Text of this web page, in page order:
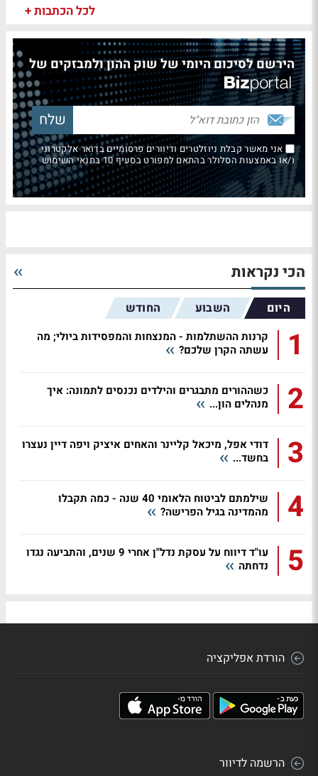
לכל הכתבות +
הירשם לסיכום היומי של שוק ההון ולמבזקים של
אני מאשר קבלת ניוזלטרים ודיוורים פרסומיים בדואר אלקטרוני
ו/או באמצעות הסלולר בהתאם למפורט בסעיף 10 בתנאי השימוש
הכי נקראות
היום השבוע החודש
1
קרנות ההשתלמות - המנצחות והמפסידות ביולי; מה
עשתה הקרן שלכם?
2
כשההורים מתבגרים והילדים נכנסים לתמונה: איך
מנהלים הון...
3
דודי אפל, מיכאל קליינר והאחים איציק ויפה דיין נעצרו
בחשד...
4
שילמתם לביטוח הלאומי 40 שנה - כמה תקבלו
מהמדינה בגיל הפרישה?
5
עו"ד דיווח על עסקת נדל"ן אחרי 9 שנים, והתביעה נגדו
נדחתה
הורדת אפליקציה
הרשמה לדיוור